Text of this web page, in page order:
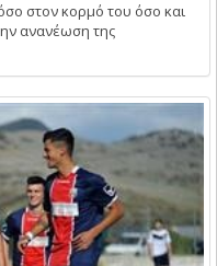
στον κορμό του όσο και
ανανέωση της